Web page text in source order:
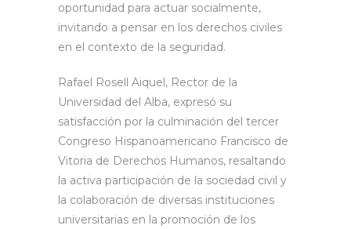
oportunidad para actuar socialmente,
invitando a pensar en los derechos civiles
en el contexto de la seguridad.
Rafael Rosell Aiquel, Rector de la
Universidad del Alba, expresó su
satisfacción por la culminación del tercer
Congreso Hispanoamericano Francisco de
Vitoria de Derechos Humanos, resaltando
la activa participación de la sociedad civil y
la colaboración de diversas instituciones
universitarias en la promoción de los